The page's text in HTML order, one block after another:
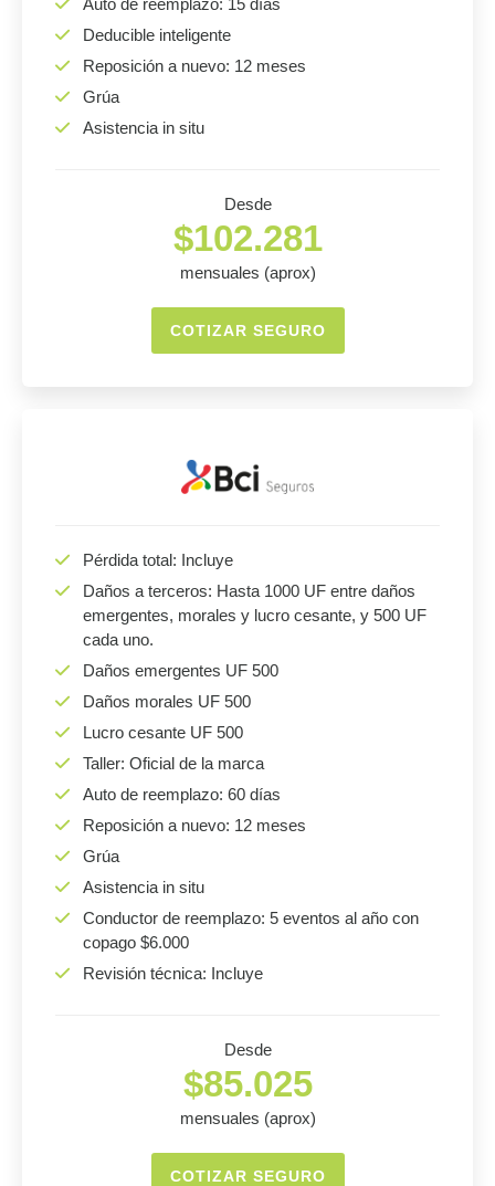
Auto de reemplazo: 15 días
Deducible inteligente
Reposición a nuevo: 12 meses
Grúa
Asistencia in situ
Desde
$102.281
mensuales (aprox)
COTIZAR SEGURO
Pérdida total: Incluye
Daños a terceros: Hasta 1000 UF entre daños
emergentes, morales y lucro cesante, y 500 UF
cada uno.
Daños emergentes UF 500
Daños morales UF 500
Lucro cesante UF 500
Taller: Oficial de la marca
Auto de reemplazo: 60 días
Reposición a nuevo: 12 meses
Grúa
Asistencia in situ
Conductor de reemplazo: 5 eventos al año con
copago $6.000
Revisión técnica: Incluye
Desde
$85.025
mensuales (aprox)
COTIZAR SEGURO